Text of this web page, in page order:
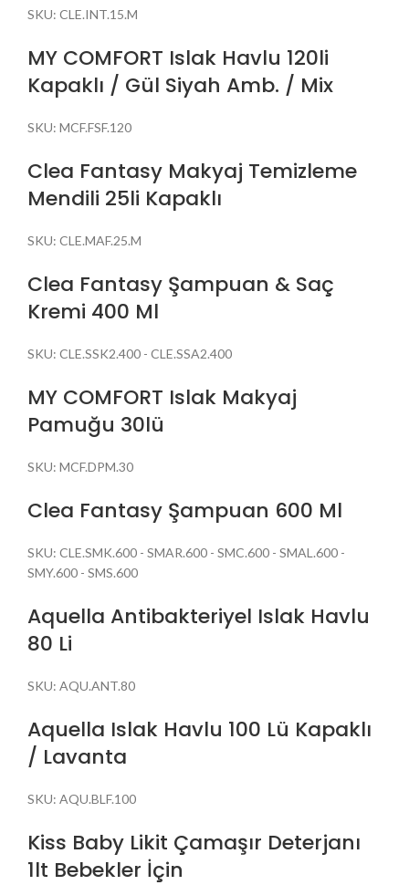
SKU: CLE.INT.15.M
MY COMFORT Islak Havlu 120li
Kapaklı / Gül Siyah Amb. / Mix
SKU: MCF.FSF.120
Clea Fantasy Makyaj Temizleme
Mendili 25li Kapaklı
SKU: CLE.MAF.25.M
Clea Fantasy Şampuan & Saç
Kremi 400 Ml
SKU: CLE.SSK2.400 - CLE.SSA2.400
MY COMFORT Islak Makyaj
Pamuğu 30lü
SKU: MCF.DPM.30
Clea Fantasy Şampuan 600 Ml
SKU: CLE.SMK.600 - SMAR.600 - SMC.600 - SMAL.600 -
SMY.600 - SMS.600
Aquella Antibakteriyel Islak Havlu
80 Li
SKU: AQU.ANT.80
Aquella Islak Havlu 100 Lü Kapaklı
/ Lavanta
SKU: AQU.BLF.100
Kiss Baby Likit Çamaşır Deterjanı
1lt Bebekler İçin